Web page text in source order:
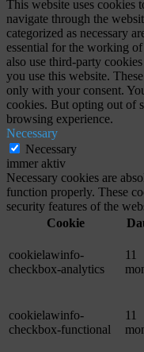
This website uses cookies
navigate through the
categorized as necessary
essential for the working
also use third-party
you use this website.
only with your consent.
cookies. But opting out of
browsing experience.
Necessary
Necessary
immer aktiv
Necessary cookies are
function properly. These
security features of the
Cookie
cookielawinfo-
checkbox-analytics
11
cookielawinfo-
checkbox-functional
11